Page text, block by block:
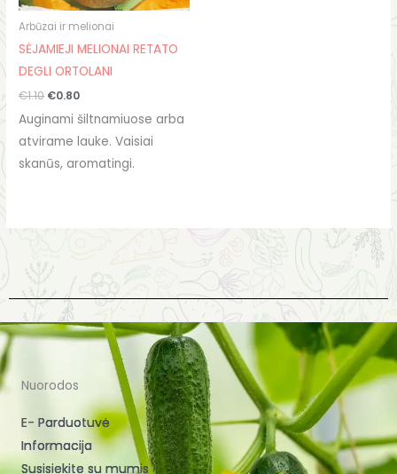
Arbūzai ir melionai
SĖJAMIEJI MELIONAI RETATO
DEGLI ORTOLANI
€1.10 €0.80
Auginami šiltnamiuose arba
atvirame lauke. Vaisiai
skanūs, aromatingi.
Nuorodos
E- Parduotuvė
Informacija
Susisiekite su mumis